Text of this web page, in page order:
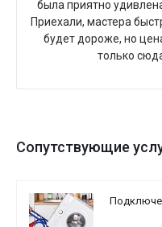
была приятно
Приехали, мастера
будет дороже, но
только
Сопутствующие